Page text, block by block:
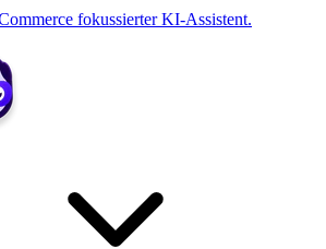
fokussierter KI-Assistent.